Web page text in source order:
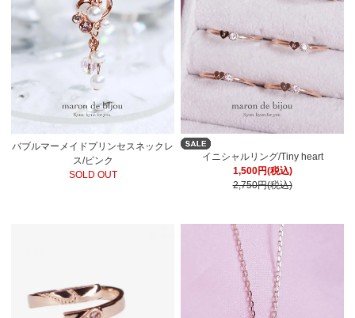
バブルマーメイドプリンセスネックレ
ス/ピンク
SOLD OUT
イニシャルリング/Tiny heart
1,500円(税込)
2,750円(税込)